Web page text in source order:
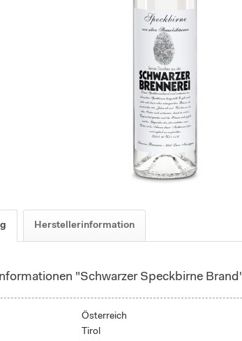
Herstellerinformation
"Schwarzer Speckbirne
Österreich
Tirol